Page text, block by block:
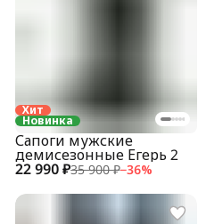
Хит
Новинка
22 990 ₽35 900 ₽−36%
Сапоги мужские
демисезонные Егерь 2